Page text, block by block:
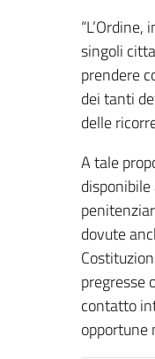
singoli
prendere
dei tanti
delle
A tale
dovute
pregresse
contatto
opportune